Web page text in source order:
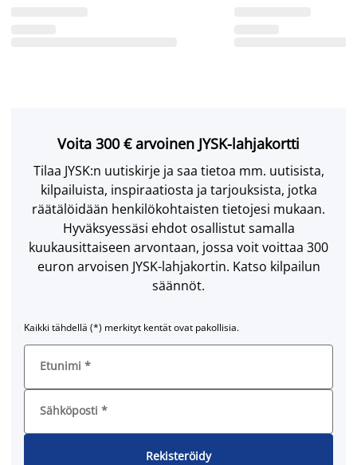
Voita 300 € arvoinen JYSK-lahjakortti
Tilaa JYSK:n uutiskirje ja saa tietoa mm. uutisista,
kilpailuista, inspiraatiosta ja tarjouksista, jotka
räätälöidään henkilökohtaisten tietojesi mukaan.
Hyväksyessäsi ehdot osallistut samalla
kuukausittaiseen arvontaan, jossa voit voittaa 300
euron arvoisen JYSK-lahjakortin. Katso kilpailun
säännöt.
Kaikki tähdellä (*) merkityt kentät ovat pakollisia.
Etunimi *
Sähköposti *
Rekisteröidy